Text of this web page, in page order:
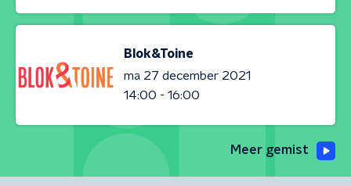
Blok&Toine
ma 27 december 2021
14:00 - 16:00
Meer gemist